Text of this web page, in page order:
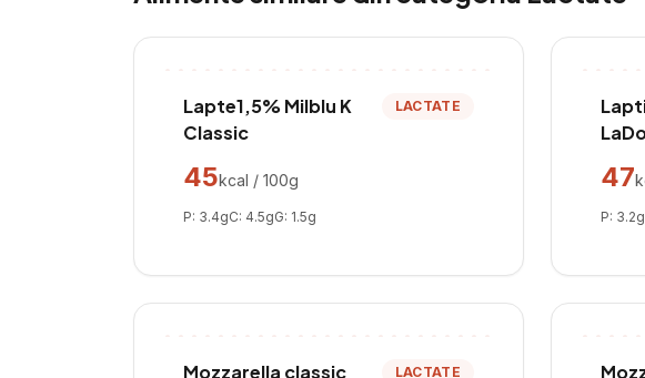
Lapte1,5% Milblu K
Classic
LACTATE
45kcal / 100g
P: 3.4gC: 4.5gG: 1.5g
47
P: 3.2g
Mozzarella classic
LACTATE